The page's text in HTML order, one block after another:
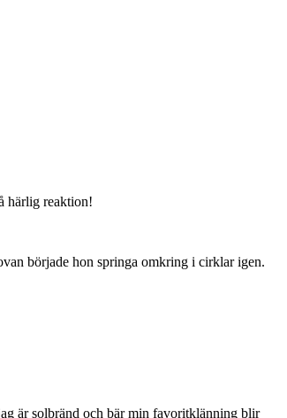
härlig reaktion!
började hon springa omkring i cirklar igen.
är solbränd och bär min favoritklänning blir